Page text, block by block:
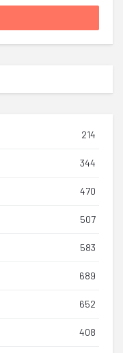
214
344
470
507
583
689
652
408